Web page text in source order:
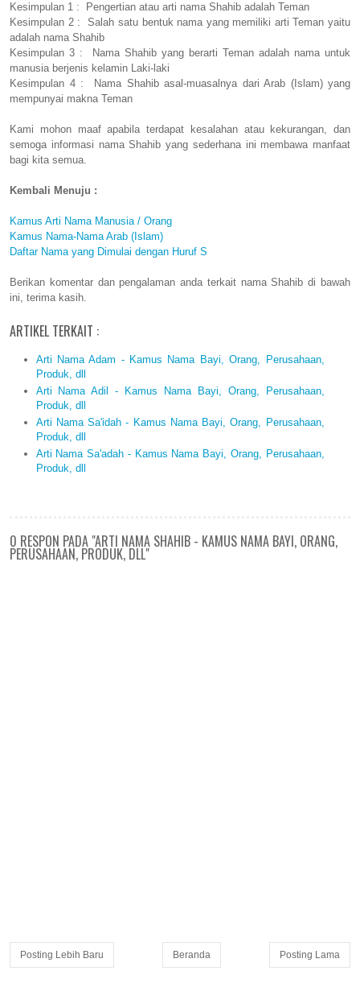
Kesimpulan 1 : Pengertian atau arti nama Shahib adalah Teman
Kesimpulan 2 : Salah satu bentuk nama yang memiliki arti Teman yaitu
adalah nama Shahib
Kesimpulan 3 : Nama Shahib yang berarti Teman adalah nama untuk
manusia berjenis kelamin Laki-laki
Kesimpulan 4 : Nama Shahib asal-muasalnya dari Arab (Islam) yang
mempunyai makna Teman
Kami mohon maaf apabila terdapat kesalahan atau kekurangan, dan
semoga informasi nama Shahib yang sederhana ini membawa manfaat
bagi kita semua.
Kembali Menuju :
Kamus Arti Nama Manusia / Orang
Kamus Nama-Nama Arab (Islam)
Daftar Nama yang Dimulai dengan Huruf S
Berikan komentar dan pengalaman anda terkait nama Shahib di bawah
ini, terima kasih.
ARTIKEL TERKAIT :
Arti Nama Adam - Kamus Nama Bayi, Orang, Perusahaan,
Produk, dll
Arti Nama Adil - Kamus Nama Bayi, Orang, Perusahaan,
Produk, dll
Arti Nama Sa'idah - Kamus Nama Bayi, Orang, Perusahaan,
Produk, dll
Arti Nama Sa'adah - Kamus Nama Bayi, Orang, Perusahaan,
Produk, dll
0 RESPON PADA "ARTI NAMA SHAHIB - KAMUS NAMA BAYI, ORANG,
PERUSAHAAN, PRODUK, DLL"
Posting Lebih Baru Posting Lama
Beranda